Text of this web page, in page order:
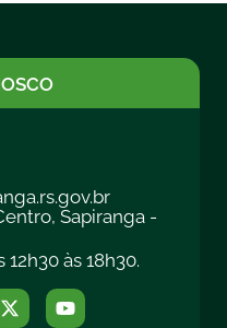
Sapiranga -
às 18h30.